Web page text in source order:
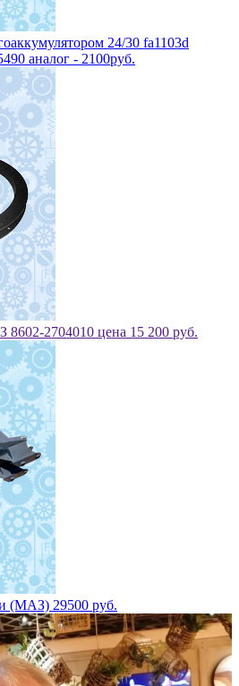
24/30 fa1103d
аналог - 2100руб.
2704010 цена 15 200 руб.
(МАЗ) 29500 руб.